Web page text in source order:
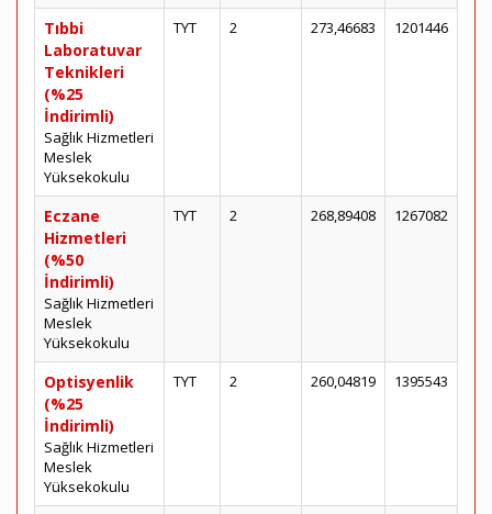
Tıbbi
Laboratuvar
Teknikleri
(%25
İndirimli)
Sağlık Hizmetleri
Meslek
Yüksekokulu
TYT 2 273,46683 1201446
Eczane
Hizmetleri
(%50
İndirimli)
Sağlık Hizmetleri
Meslek
Yüksekokulu
TYT 2 268,89408 1267082
Optisyenlik
(%25
İndirimli)
Sağlık Hizmetleri
Meslek
Yüksekokulu
TYT 2 260,04819 1395543